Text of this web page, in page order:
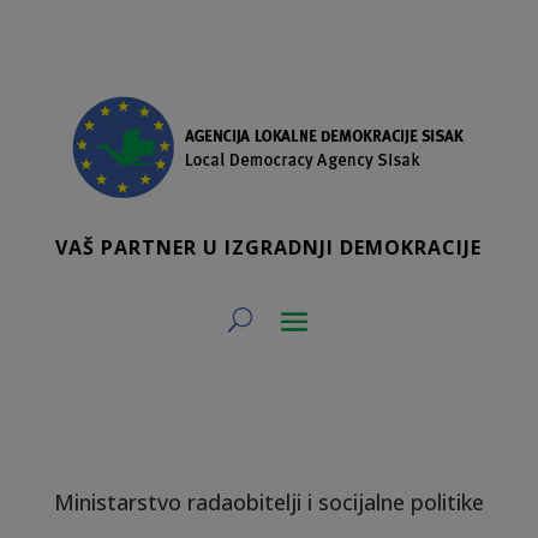
VAŠ PARTNER U IZGRADNJI DEMOKRACIJE
Ministarstvo radaobitelji i socijalne politike